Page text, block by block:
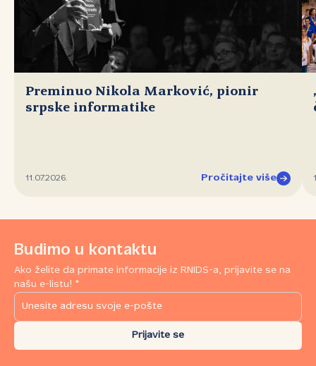
Preminuo Nikola Marković, pionir
srpske informatike
11.07.2026. Pročitajte više
Budimo u kontaktu
Ako želite da primate informacije iz RNIDS-a, prijavite se na
našu e-listu! *
Prijavite se